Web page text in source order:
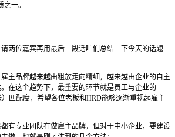
一。
两位嘉宾再用最后一段话咱们总结一下今天的话题
主品牌越来越由粗放走向精细，越来越由企业的自主
在这个趋势下，最重要的环节就是员工与企业的
）匹配度，希望各位老板和HRD能够逐渐重视起雇主
有专业团队在做雇主品牌，但对于中小企业，要建设